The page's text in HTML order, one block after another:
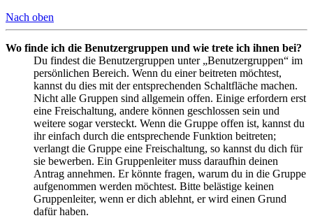
Nach oben
Wo finde ich die Benutzergruppen und wie trete ich ihnen bei?
Du findest die Benutzergruppen unter „Benutzergruppen“ im
persönlichen Bereich. Wenn du einer beitreten möchtest,
kannst du dies mit der entsprechenden Schaltfläche machen.
Nicht alle Gruppen sind allgemein offen. Einige erfordern erst
eine Freischaltung, andere können geschlossen sein und
weitere sogar versteckt. Wenn die Gruppe offen ist, kannst du
ihr einfach durch die entsprechende Funktion beitreten;
verlangt die Gruppe eine Freischaltung, so kannst du dich für
sie bewerben. Ein Gruppenleiter muss daraufhin deinen
Antrag annehmen. Er könnte fragen, warum du in die Gruppe
aufgenommen werden möchtest. Bitte belästige keinen
Gruppenleiter, wenn er dich ablehnt, er wird einen Grund
dafür haben.